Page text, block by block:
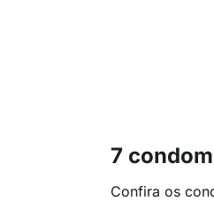
7
Confira os